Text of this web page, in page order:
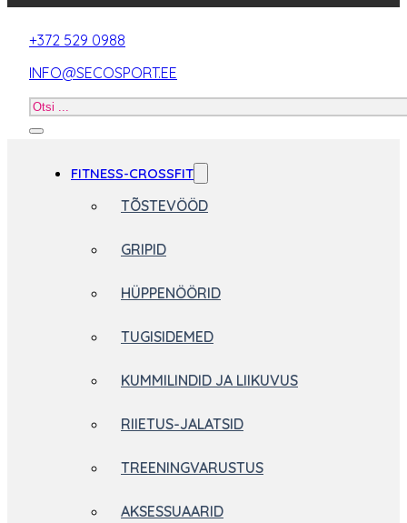
+372 529 0988
INFO@SECOSPORT.EE
Otsi
FITNESS-CROSSFIT
TÕSTEVÖÖD
GRIPID
HÜPPENÖÖRID
TUGISIDEMED
KUMMILINDID JA LIIKUVUS
RIIETUS-JALATSID
TREENINGVARUSTUS
AKSESSUAARID